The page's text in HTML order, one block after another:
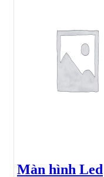
Màn hình Led